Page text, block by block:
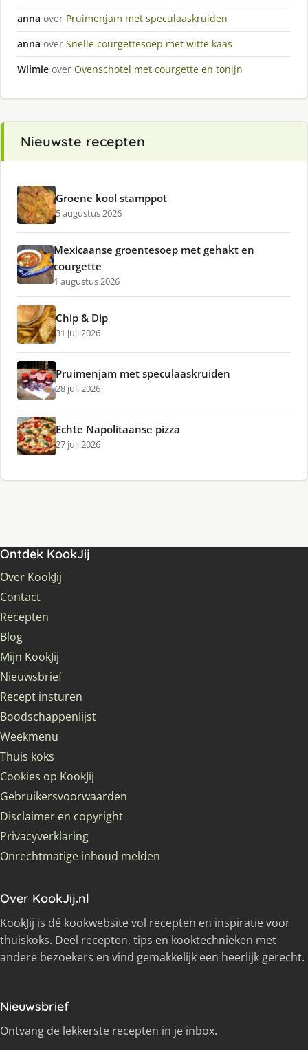
anna over Pruimenjam met speculaaskruiden
anna over Snelle courgettesoep met witte kaas
Wilmie over Ovenschotel met courgette en tonijn
Nieuwste recepten
Groene kool stamppot
5 augustus 2026
Mexicaanse groentesoep met gehakt en
courgette
1 augustus 2026
Chip & Dip
31 juli 2026
Pruimenjam met speculaaskruiden
28 juli 2026
Echte Napolitaanse pizza
27 juli 2026
Ontdek KookJij
Over KookJij
Contact
Recepten
Blog
Mijn KookJij
Nieuwsbrief
Recept insturen
Boodschappenlijst
Weekmenu
Thuis koks
Cookies op KookJij
Gebruikersvoorwaarden
Disclaimer en copyright
Privacyverklaring
Onrechtmatige inhoud melden
Over KookJij.nl
KookJij is dé kookwebsite vol recepten en inspiratie voor
thuiskoks. Deel recepten, tips en kooktechnieken met
andere bezoekers en vind gemakkelijk een heerlijk gerecht.
Nieuwsbrief
Ontvang de lekkerste recepten in je inbox.